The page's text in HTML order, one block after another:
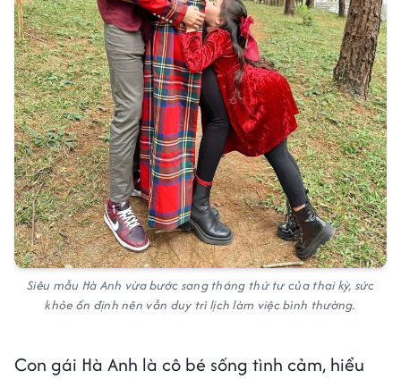
Siêu mẫu Hà Anh vừa bước sang tháng thứ tư của thai kỳ, sức
khỏe ổn định nên vẫn duy trì lịch làm việc bình thường.
Con gái Hà Anh là cô bé sống tình cảm, hiểu